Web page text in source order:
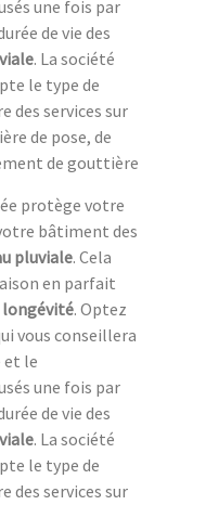
une fois par
de vie des
. La société
le type de
des services sur
de pose, de
de gouttière
protège votre
bâtiment des
pluviale. Cela
en parfait
longévité. Optez
vous conseillera
et le
une fois par
de vie des
. La société
le type de
des services sur